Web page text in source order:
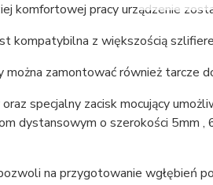
komfortowej pracy urządzenie
kompatybilna z większością
można zamontować również tarcze
specjalny zacisk mocujący
dystansowym o szerokości 5mm ,
na przygotowanie wgłębień